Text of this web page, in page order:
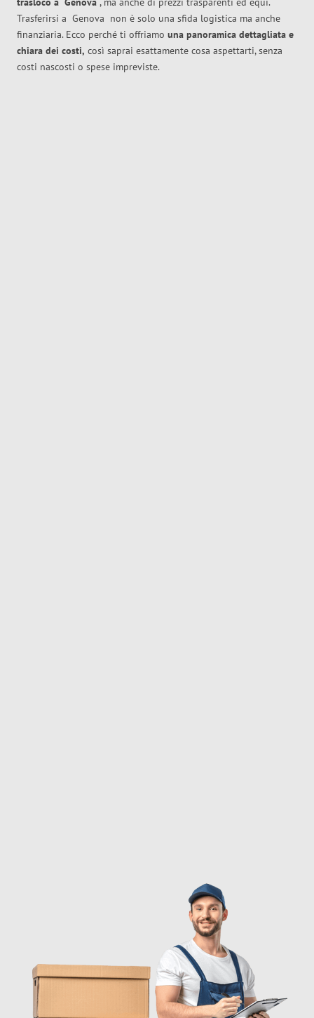
Trasferirsi a Genova non è solo una sfida logistica ma anche
finanziaria. Ecco perché ti offriamo una panoramica dettagliata e
chiara dei costi, così saprai esattamente cosa aspettarti, senza
costi nascosti o spese impreviste.